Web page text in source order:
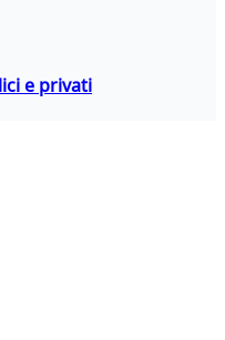
e privati